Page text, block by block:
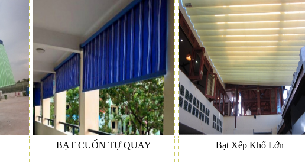
BẠT CUỐN TỰ QUAY Bạt Xếp Khổ Lớn